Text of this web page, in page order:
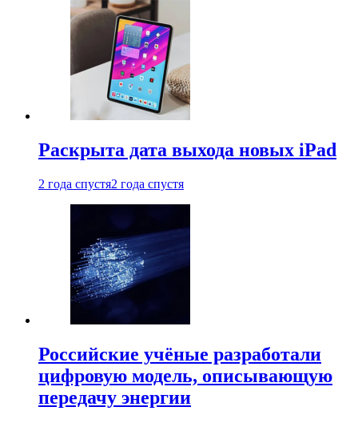
Раскрыта дата выхода новых iPad
2 года спустя2 года спустя
Российские учёные разработали
цифровую модель, описывающую
передачу энергии